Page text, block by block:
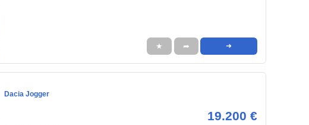
★ ➦ ➜
Dacia Jogger
19.200 €